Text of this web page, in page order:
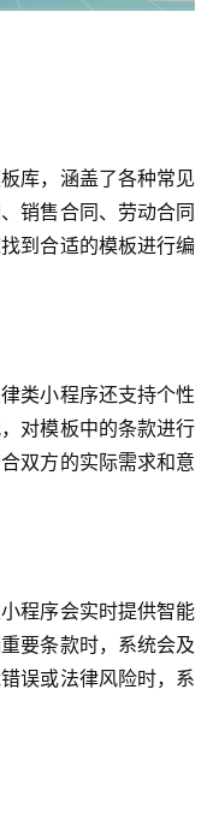
库，涵盖了各种常见
销售合同、劳动合同
到合适的模板进行编
类小程序还支持个性
对模板中的条款进行
双方的实际需求和意
程序会实时提供智能
要条款时，系统会及
误或法律风险时，系